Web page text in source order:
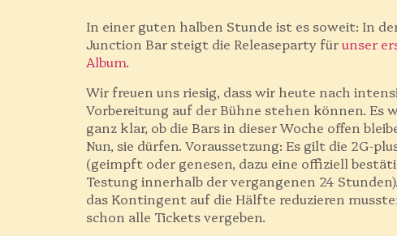
In einer guten halben Stunde ist es soweit: In
Junction Bar steigt die Releaseparty fürunser
Album.
Wir freuen uns riesig, dass wir heute nach
Vorbereitung auf der Bühne stehen können. Es
ganz klar, ob die Bars in dieser Woche offen
Nun, sie dürfen. Voraussetzung: Es gilt die 2G-
(geimpft oder genesen, dazu eine offiziell
Testung innerhalb der vergangenen 24
das Kontingent auf die Hälfte reduzieren
schon alle Tickets vergeben.